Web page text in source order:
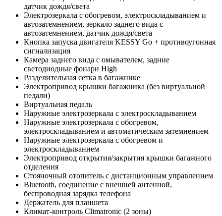
датчик дождя/света
Электрозеркала с обогревом, электроскладыванием и
автозатемнением, зеркало заднего вида с
автозатемнением, датчик дождя/света
Кнопка запуска двигателя KESSY Go + противоугонная
сигнализация
Камера заднего вида с омывателем, задние
светодиодные фонари High
Разделительная сетка в багажнике
Электропривод крышки багажника (без виртуальной
педали)
Виртуальная педаль
Наружные электрозеркала с электроскладыванием
Наружные электрозеркала с обогревом,
электроскладыванием и автоматическим затемнением
Наружные электрозеркала с обогревом и
электроскладыванием
Электропривод открытия/закрытия крышки багажного
отделения
Стояночный отопитель с дистанционным управлением
Bluetooth, соединение с внешней антенной,
беспроводная зарядка телефона
Держатель для планшета
Климат-контроль Climatronic (2 зоны)